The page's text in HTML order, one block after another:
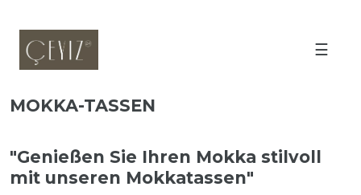
☰
MOKKA-TASSEN
"Genießen Sie Ihren Mokka stilvoll
mit unseren Mokkatassen"